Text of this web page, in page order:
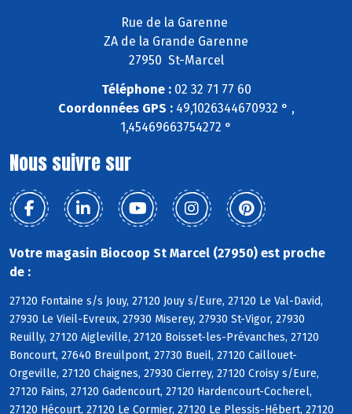
Rue de la Garenne
ZA de la Grande Garenne
27950 St-Marcel
Téléphone :02 32 71 77 60
Coordonnées GPS :49,1026344670932 ° ,
1,45469663754272 °
Nous suivre sur
Votre magasin Biocoop St Marcel (27950) est proche
de :
27120 Fontaine s/s Jouy, 27120 Jouy s/Eure, 27120 Le Val-David,
27930 Le Vieil-Evreux, 27930 Miserey, 27930 St-Vigor, 27930
Reuilly, 27120 Aigleville, 27120 Boisset-les-Prévanches, 27120
Boncourt, 27640 Breuilpont, 27730 Bueil, 27120 Caillouet-
Orgeville, 27120 Chaignes, 27930 Cierrey, 27120 Croisy s/Eure,
27120 Fains, 27120 Gadencourt, 27120 Hardencourt-Cocherel,
27120 Hécourt, 27120 Le Cormier, 27120 Le Plessis-Hébert, 27120